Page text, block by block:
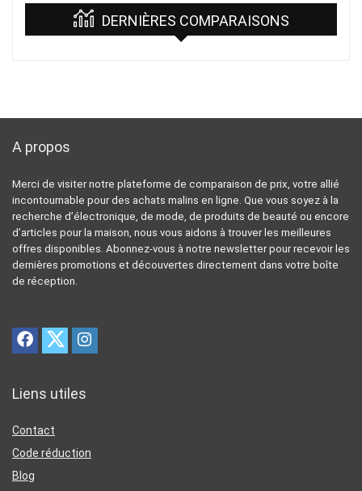
DERNIÈRES COMPARAISONS
A propos
Merci de visiter notre plateforme de comparaison de prix, votre allié
incontournable pour des achats malins en ligne. Que vous soyez à la
recherche d’électronique, de mode, de produits de beauté ou encore
d’articles pour la maison, nous vous aidons à trouver les meilleures
offres disponibles. Abonnez-vous à notre newsletter pour recevoir les
dernières promotions et découvertes directement dans votre boîte
de réception.
Liens utiles
Contact
Code réduction
Blog